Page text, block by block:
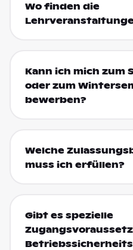
Wo finden die
Kann ich mich zum
oder zum
bewerben?
Welche
muss ich erfüllen?
Gibt es spezielle